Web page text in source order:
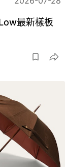
最新樣板